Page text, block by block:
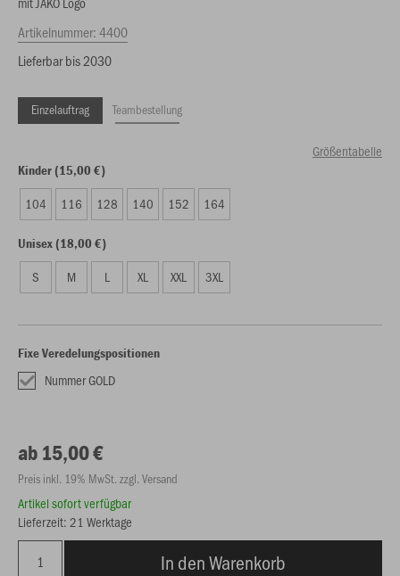
Artikelnummer:4400
Lieferbar bis 2030
Einzelauftrag Teambestellung
Größentabelle
Kinder (15,00 €)
104 116 128 140 152 164
Unisex (18,00 €)
S M L XL XXL 3XL
Fixe Veredelungspositionen
Nummer GOLD
ab 15,00 €
Preis inkl. 19% MwSt. zzgl. Versand
Artikel sofort verfügbar
Lieferzeit: 21 Werktage
In den Warenkorb